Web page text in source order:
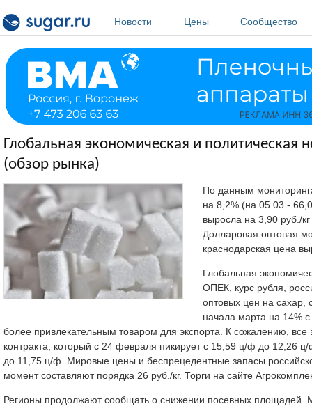
Новости
Цены Сообщество
Глобальная экономическая и политическая
(обзор рынка)
По данным
на 8,2% (на 05.03 -
выросла на 3,90 руб./
Долларовая оптовая
краснодарская цена
Глобальная
ОПЕК, курс рубля,
оптовых цен на сахар,
начала марта на 14%
более привлекательным товаром для экспорта. К сожалению,
контракта, который с 24 февраля пикирует с 15,59 ц/ф до 12,26
до 11,75 ц/ф. Мировые цены и беспрецедентные запасы
момент составляют порядка 26 руб./кг. Торги на сайте
Регионы продолжают сообщать о снижении посевных площадей.